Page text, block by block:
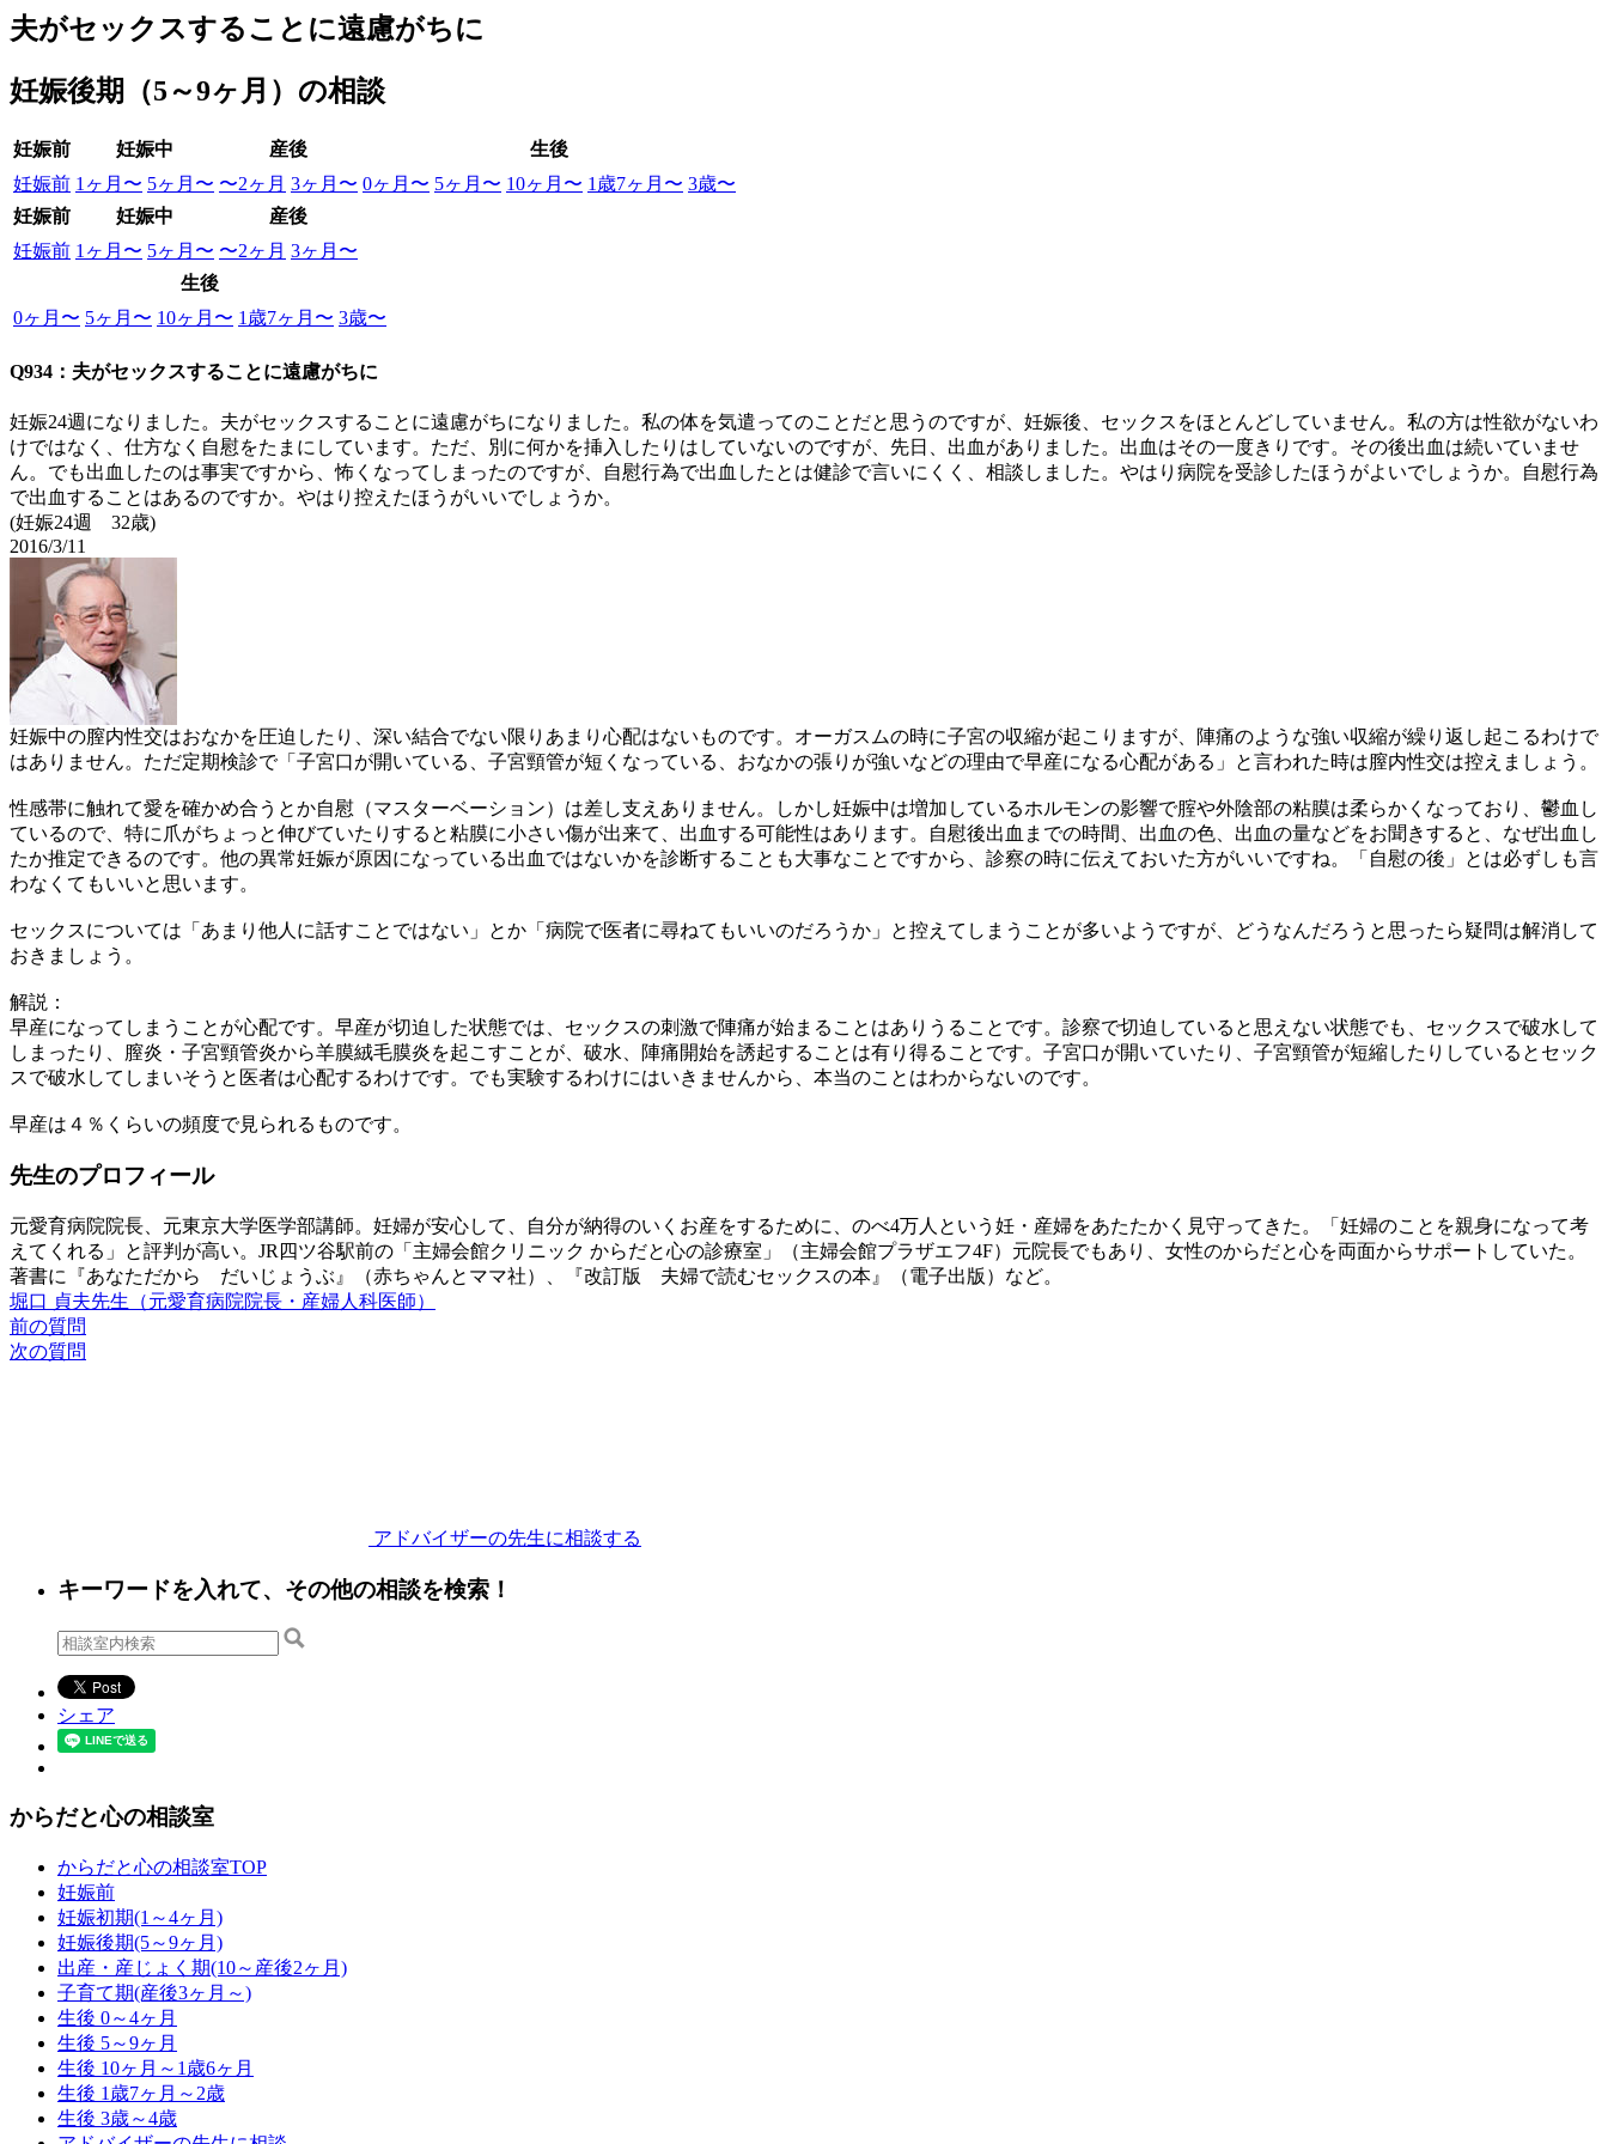
夫がセックスすることに遠慮がちに
妊娠後期（5～9ヶ月）の相談
妊娠前 妊娠中 産後
生後
妊娠前 1ヶ月〜 5ヶ月〜 〜2ヶ月 3ヶ月〜 0ヶ月〜 5ヶ月〜 10ヶ月〜 1歳7ヶ月〜 3歳〜
妊娠前
妊娠中
産後
妊娠前 1ヶ月〜 5ヶ月〜 〜2ヶ月 3ヶ月〜
生後
0ヶ月〜 5ヶ月〜 10ヶ月〜 1歳7ヶ月〜 3歳〜
Q934：夫がセックスすることに遠慮がちに
妊娠24週になりました。夫がセックスすることに遠慮がちになりました。私の体を気遣ってのことだと思うのですが、妊娠後、セックスをほとんどしていません。私の方は性欲がないわ
けではなく、仕方なく自慰をたまにしています。ただ、別に何かを挿入したりはしていないのですが、先日、出血がありました。出血はその一度きりです。その後出血は続いていませ
ん。でも出血したのは事実ですから、怖くなってしまったのですが、自慰行為で出血したとは健診で言いにくく、相談しました。やはり病院を受診したほうがよいでしょうか。自慰行為
で出血することはあるのですか。やはり控えたほうがいいでしょうか。
(妊娠24週 32歳)
2016/3/11
妊娠中の膣内性交はおなかを圧迫したり、深い結合でない限りあまり心配はないものです。オーガスムの時に子宮の収縮が起こりますが、陣痛のような強い収縮が繰り返し起こるわけで
はありません。ただ定期検診で「子宮口が開いている、子宮頸管が短くなっている、おなかの張りが強いなどの理由で早産になる心配がある」と言われた時は膣内性交は控えましょう。
性感帯に触れて愛を確かめ合うとか自慰（マスターベーション）は差し支えありません。しかし妊娠中は増加しているホルモンの影響で腟や外陰部の粘膜は柔らかくなっており、鬱血し
ているので、特に爪がちょっと伸びていたりすると粘膜に小さい傷が出来て、出血する可能性はあります。自慰後出血までの時間、出血の色、出血の量などをお聞きすると、なぜ出血し
たか推定できるのです。他の異常妊娠が原因になっている出血ではないかを診断することも大事なことですから、診察の時に伝えておいた方がいいですね。「自慰の後」とは必ずしも言
わなくてもいいと思います。
セックスについては「あまり他人に話すことではない」とか「病院で医者に尋ねてもいいのだろうか」と控えてしまうことが多いようですが、どうなんだろうと思ったら疑問は解消して
おきましょう。
解説：
早産になってしまうことが心配です。早産が切迫した状態では、セックスの刺激で陣痛が始まることはありうることです。診察で切迫していると思えない状態でも、セックスで破水して
しまったり、膣炎・子宮頸管炎から羊膜絨毛膜炎を起こすことが、破水、陣痛開始を誘起することは有り得ることです。子宮口が開いていたり、子宮頸管が短縮したりしているとセック
スで破水してしまいそうと医者は心配するわけです。でも実験するわけにはいきませんから、本当のことはわからないのです。
早産は４％くらいの頻度で見られるものです。
先生のプロフィール
元愛育病院院長、元東京大学医学部講師。妊婦が安心して、自分が納得のいくお産をするために、のべ4万人という妊・産婦をあたたかく見守ってきた。「妊婦のことを親身になって考
えてくれる」と評判が高い。JR四ツ谷駅前の「主婦会館クリニック からだと心の診療室」（主婦会館プラザエフ4F）元院長でもあり、女性のからだと心を両面からサポートしていた。
著書に『あなただから だいじょうぶ』（赤ちゃんとママ社）、『改訂版 夫婦で読むセックスの本』（電子出版）など。
堀口 貞夫先生（元愛育病院院長・産婦人科医師）
前の質問
次の質問
アドバイザーの先生に相談する
キーワードを入れて、その他の相談を検索！
シェア
からだと心の相談室
からだと心の相談室TOP
妊娠前
妊娠初期(1～4ヶ月)
妊娠後期(5～9ヶ月)
出産・産じょく期(10～産後2ヶ月)
子育て期(産後3ヶ月～)
生後 0～4ヶ月
生後 5～9ヶ月
生後 10ヶ月～1歳6ヶ月
生後 1歳7ヶ月～2歳
生後 3歳～4歳